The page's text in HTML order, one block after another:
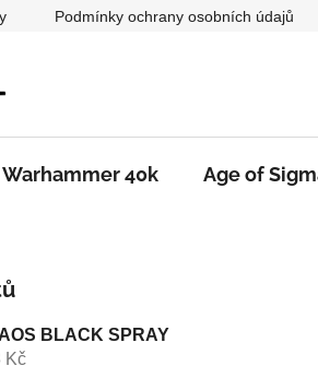
Podmínky ochrany osobních údajů
Warhammer 40k Age of
BLACK SPRAY
Kč